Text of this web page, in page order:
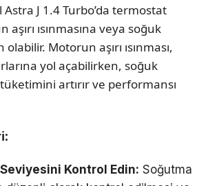
Astra J 1.4 Turbo’da termostat
aşırı ısınmasına veya soğuk
Motorun aşırı ısınması,
yol açabilirken, soğuk
artırır ve performansı
Seviyesini Kontrol Edin: Soğutma